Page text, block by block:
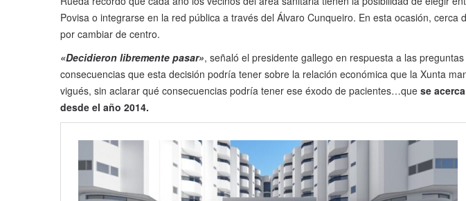
Povisa o integrarse en la red pública a través del Álvaro Cunqueiro. En esta ocasión, cerca
por cambiar de centro.
«Decidieron libremente pasar», señaló el presidente gallego en respuesta a las
consecuencias que esta decisión podría tener sobre la relación económica que la Xunta
vigués, sin aclarar qué consecuencias podría tener ese éxodo de pacientes…que se
desde el año 2014.